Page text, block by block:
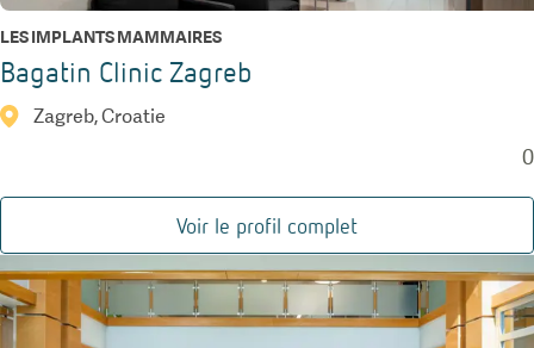
LES IMPLANTS MAMMAIRES
Bagatin Clinic Zagreb
Zagreb, Croatie
0
Voir le profil complet